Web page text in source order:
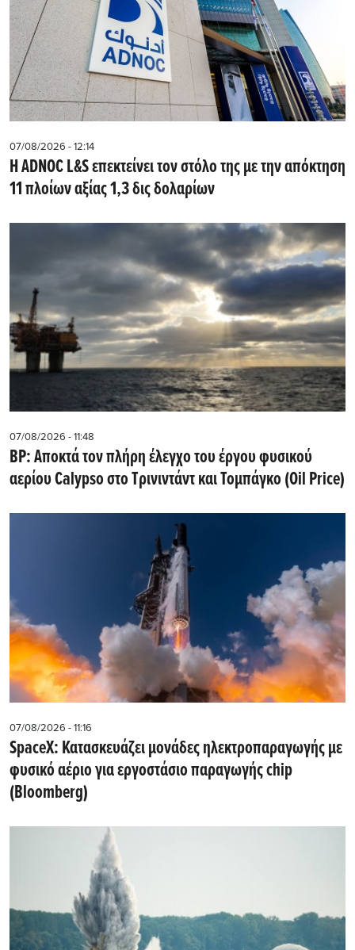
07/08/2026 - 12:14
Η ADNOC L&S επεκτείνει τον στόλο της με την απόκτηση
11 πλοίων αξίας 1,3 δις δολαρίων
07/08/2026 - 11:48
BP: Αποκτά τον πλήρη έλεγχο του έργου φυσικού
αερίου Calypso στο Τρινιντάντ και Τομπάγκο (Oil Price)
07/08/2026 - 11:16
SpaceX: Κατασκευάζει μονάδες ηλεκτροπαραγωγής με
φυσικό αέριο για εργοστάσιο παραγωγής chip
(Bloomberg)